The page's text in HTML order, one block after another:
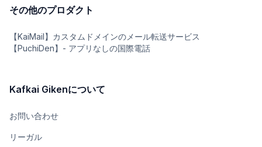
その他のプロダクト
【KaiMail】カスタムドメインのメール転送サービス
【PuchiDen】- アプリなしの国際電話
Kafkai Gikenについて
お問い合わせ
リーガル